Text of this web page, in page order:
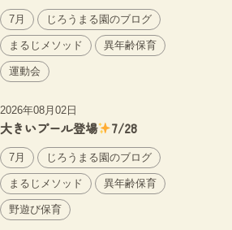
7月 じろうまる園のブログ
まるじメソッド 異年齢保育
運動会
2026年08月02日
大きいプール登場 7/28
7月 じろうまる園のブログ
まるじメソッド 異年齢保育
野遊び保育